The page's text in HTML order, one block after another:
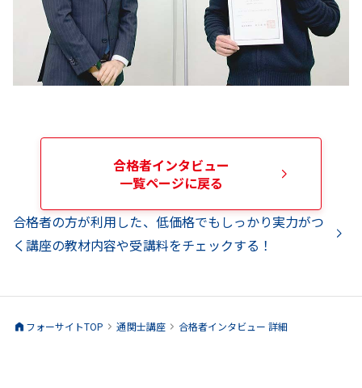
合格者インタビュー
一覧ページに戻る
合格者の方が利用した、低価格でもしっかり実力がつ
く講座の教材内容や受講料をチェックする！
フォーサイトTOP 通関士講座 合格者インタビュー 詳細